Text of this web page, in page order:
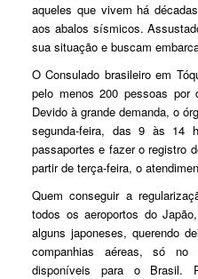
aqueles que vivem há
aos abalos sísmicos.
sua situação e buscam
O Consulado brasileiro em
pelo menos 200 pessoas por
Devido à grande demanda, o
segunda-feira, das 9 às 14
passaportes e fazer o registro
partir de terça-feira, o
Quem conseguir a
todos os aeroportos do
alguns japoneses, querendo
companhias aéreas, só no
disponíveis para o Brasil.